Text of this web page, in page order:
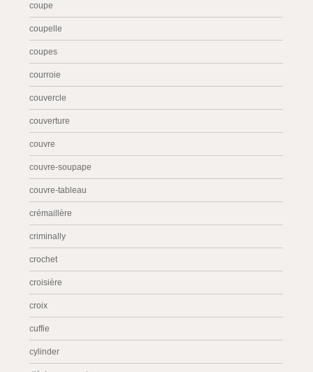
coupe
coupelle
coupes
courroie
couvercle
couverture
couvre
couvre-soupape
couvre-tableau
crémaillère
criminally
crochet
croisière
croix
cuffie
cylinder